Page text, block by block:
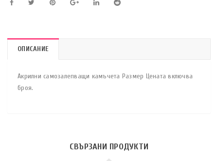
ОПИСАНИЕ
Акрилни самозалепващи камъчета Размер Цената включва
броя.
СВЪРЗАНИ ПРОДУКТИ